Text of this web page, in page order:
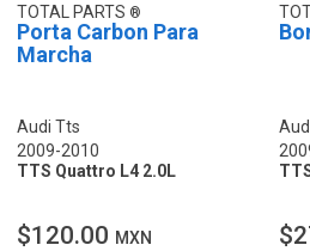
TOTAL PARTS
Porta Carbon Para
Marcha
Audi Tts
2009-2010
TTS Quattro L4 2.0L
$120.00 MXN